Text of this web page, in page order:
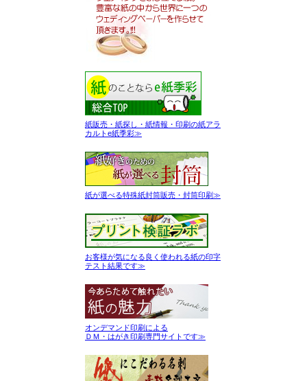
紙販売・紙探し・紙情報・印刷の紙アラ
カルトe紙季彩≫
紙が選べる特殊紙封筒販売・封筒印刷≫
お客様が気になる良く使われる紙の印字
テスト結果です≫
オンデマンド印刷による
ＤＭ・はがき印刷専門サイトです≫